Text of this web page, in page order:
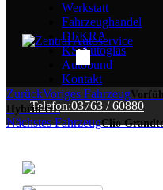
Werkstatt
Fahrzeughandel
DEKRA
KS Autoglas
Autobund
Kontakt
Telefon:03763 / 60880
ZurückVoriges Fahrzeug
Hybrid GL
Nächstes FahrzeugClio